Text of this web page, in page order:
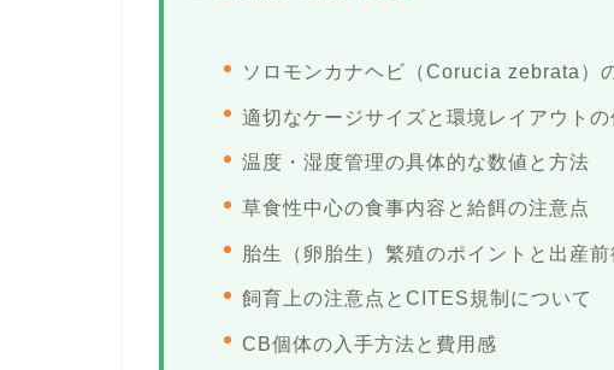
ソロモンカナヘビ（Corucia zebrata）
適切なケージサイズと環境レイアウトの
温度・湿度管理の具体的な数値と方法
草食性中心の食事内容と給餌の注意点
胎生（卵胎生）繁殖のポイントと出産前
飼育上の注意点とCITES規制について
CB個体の入手方法と費用感